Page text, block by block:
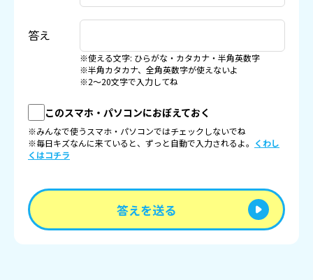
答え
※使える文字: ひらがな・カタカナ・半角英数字
※半角カタカナ、全角英数字が使えないよ
※2〜20文字で入力してね
このスマホ・パソコンにおぼえておく
※みんなで使うスマホ・パソコンではチェックしないでね
※毎日キズなんに来ていると、ずっと自動で入力されるよ。 くわし
くはコチラ
答えを送る